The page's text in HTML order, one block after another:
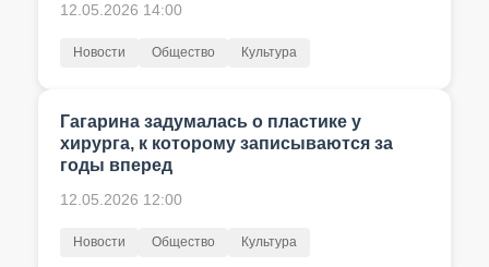
12.05.2026 14:00
Новости Общество Культура
Гагарина задумалась о пластике у
хирурга, к которому записываются за
годы вперед
12.05.2026 12:00
Новости Общество Культура